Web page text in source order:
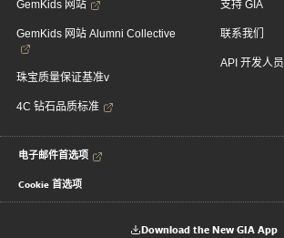
GemKids 网站
GemKids 网站 Alumni Collective
珠宝质量保证基准v
4C 钻石品质标准
支持 GIA
联系我们
API 开发人员
电子邮件首选项
Cookie 首选项
Download the New GIA App